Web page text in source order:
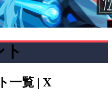
一覧 | X